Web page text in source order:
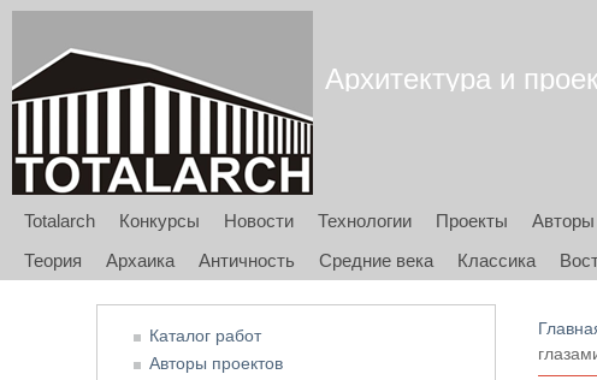
Архитектура и
Totalarch Конкурсы Новости Технологии Проекты Авторы
Теория
Архаика Античность Средние века Классика
Вы
Каталог работ
Авторы проектов